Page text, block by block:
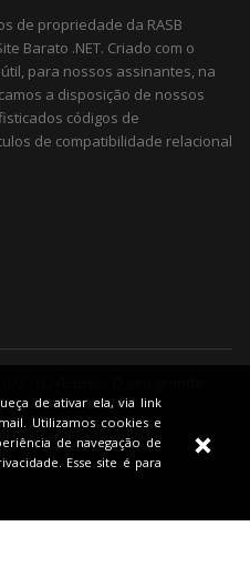
de propriedade da RASB
Barato .NET. Criado com o
para nossos assinantes, na
a disposição de nossos
códigos de
de compatibilidade relacional
by | Site Barato .NET
de ativar ela, via link
Utilizamos cookies e
de navegação de
Esse site é para